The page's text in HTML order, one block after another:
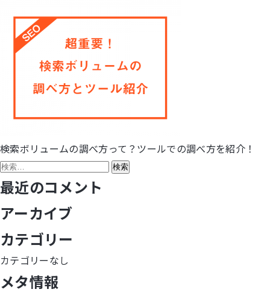
投
稿
ナ
ビ
ゲ
ー
検索ボリュームの調べ方って？ツールでの調べ方を紹介！
検
索:
最近のコメント
アーカイブ
カテゴリー
カテゴリーなし
メタ情報